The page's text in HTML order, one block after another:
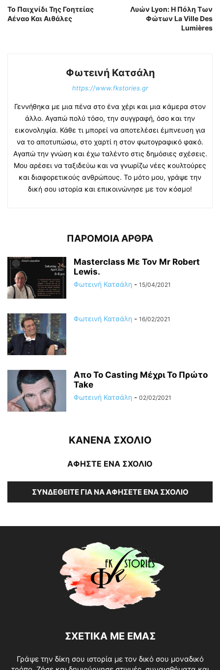
Το Παιχνίδι Της Γοητείας
Αέναο Και Αιθάλες
Λυών Lyon: Η Πόλη Των
Φώτων La Ville Des
Lumières
Φωτεινή Κατσάλη
https://www.fkstories.gr
Γεννήθηκα με μια πένα στο ένα χέρι και μια κάμερα στον
άλλο. Αγαπώ πολύ τόσο, την συγγραφή, όσο και την
εικονοληψία. Κάθε τι μπορεί να αποτελέσει έμπνευση για
να το αποτυπώσω, στο χαρτί η στον φωτογραφικό φακό.
Αγαπώ την γνώση και έχω ταλέντο στις δημόσιες σχέσεις.
Μου αρέσει να ταξιδεύω και να γνωρίζω νέες κουλτούρες
και διαφορετικούς ανθρώπους. Το μότο μου, γράψε την
δική σου ιστορία και επικοινώνησε με τον κόσμο!
ΠΑΡΟΜΟΙΑ ΑΡΘΡΑ
Masterclass Με Τον Mr Robert
Lewis.
Φωτεινή Κατσάλη - 15/04/2021
Φωτεινή Κατσάλη - 16/02/2021
Απο Το Casting Μέχρι Το Πρώτο
Take
Φωτεινή Κατσάλη - 02/02/2021
ΚΑΝΕΝΑ ΣΧΟΛΙΟ
ΑΦΗΣΤΕ ΕΝΑ ΣΧΟΛΙΟ
ΣΥΝΔΕΘΕΊΤΕ ΓΙΑ ΝΑ ΑΦΉΣΕΤΕ ΈΝΑ ΣΧΌΛΙΟ
ΣΧΕΤΙΚΑ ΜΕ ΕΜΑΣ
Γράψε την δίκη σου ιστορία με τον δικό σου μοναδικό